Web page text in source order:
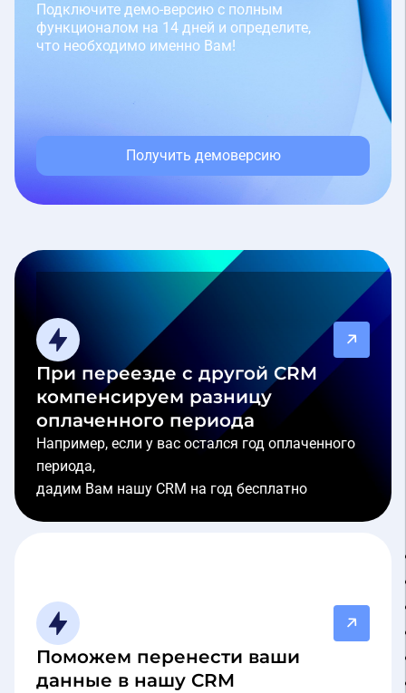
Подключите демо-версию с полным
функционалом на 14 дней и определите,
что необходимо именно Вам!
Получить демоверсию
При переезде с другой CRM
компенсируем разницу
оплаченного периода
Например, если у вас остался год оплаченного
периода,
дадим Вам нашу CRM на год бесплатно
Поможем перенести ваши
данные в нашу CRM